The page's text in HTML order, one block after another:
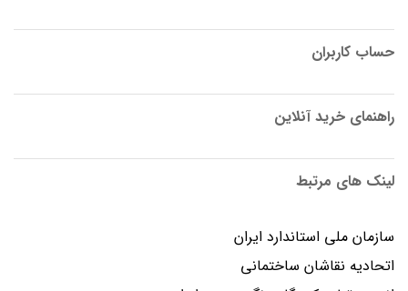
حساب کاربران
راهنمای خرید آنلاین
لینک های مرتبط
سازمان ملی استاندارد ایران
اتحادیه نقاشان ساختمانی